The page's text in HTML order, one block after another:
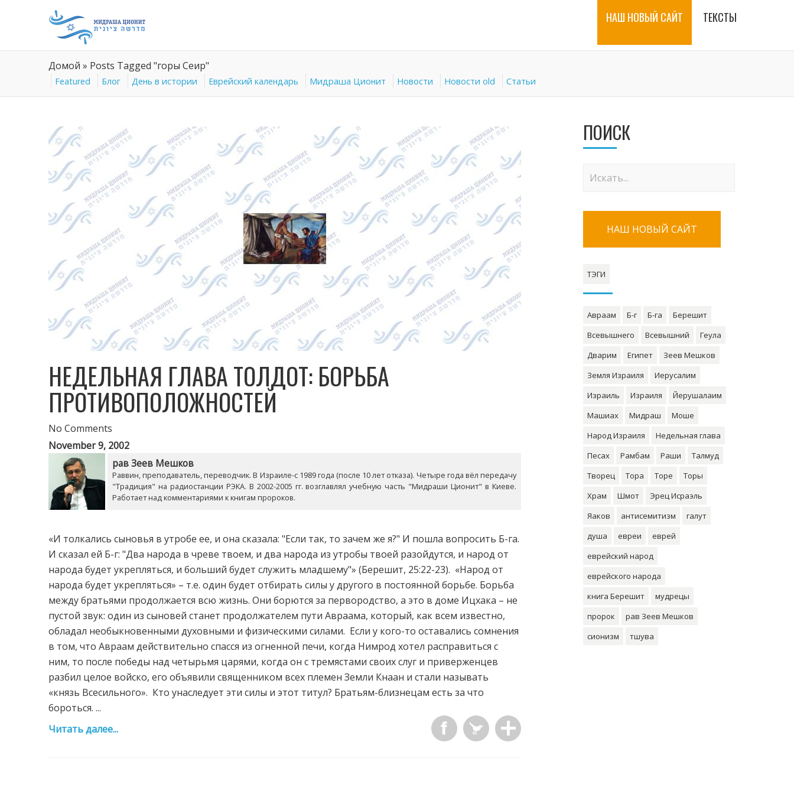
НАШ НОВЫЙ САЙТ ТЕКСТЫ
Домой » Posts Tagged "горы Сеир"
Featured Блог День в истории Еврейский календарь Мидраша Ционит Новости Новости old Статьи
НЕДЕЛЬНАЯ ГЛАВА ТОЛДОТ: БОРЬБА
ПРОТИВОПОЛОЖНОСТЕЙ
No Comments
November 9, 2002
рав Зеев Мешков
Раввин, преподаватель, переводчик. В Израиле-с 1989 года (после 10 лет отказа). Четыре года вёл передачу
"Традиция" на радиостанции РЭКА. В 2002-2005 гг. возглавлял учебную часть "Мидраши Ционит" в Киеве.
Работает над комментариями к книгам пророков.
«И толкались сыновья в утробе ее, и она сказала: "Если так, то зачем же я?" И пошла вопросить Б-га.
И сказал ей Б-г: "Два народа в чреве твоем, и два народа из утробы твоей разойдутся, и народ от
народа будет укрепляться, и больший будет служить младшему"» (Берешит, 25:22-23). «Народ от
народа будет укрепляться» – т.е. один будет отбирать силы у другого в постоянной борьбе. Борьба
между братьями продолжается всю жизнь. Они борются за первородство, а это в доме Ицхака – не
пустой звук: один из сыновей станет продолжателем пути Авраама, который, как всем известно,
обладал необыкновенными духовными и физическими силами. Если у кого-то оставались сомнения
в том, что Авраам действительно спасся из огненной печи, когда Нимрод хотел расправиться с
ним, то после победы над четырьмя царями, когда он с тремястами своих слуг и приверженцев
разбил целое войско, его объявили священником всех племен Земли Кнаан и стали называть
«князь Всесильного». Кто унаследует эти силы и этот титул? Братьям-близнецам есть за что
бороться. ...
Читать далее...
ПОИСК
НАШ НОВЫЙ САЙТ
ТЭГИ
Авраам Б-г Б-га
Берешит
Всевышнего
Всевышний
Геула
Дварим
Египет
Зеев Мешков
Земля Израиля
Иерусалим
Израиль
Израиля
Йерушалаим
Машиах
Мидраш
Моше
Народ Израиля
Недельная глава
Песах
Рамбам Раши
Талмуд
Творец
Тора Торе
Торы
Храм
Шмот
Эрец Исраэль
Яаков
антисемитизм
галут
душа
евреи
еврей
еврейский народ
еврейского народа
книга Берешит
мудрецы
пророк
рав Зеев Мешков
сионизм
тшува